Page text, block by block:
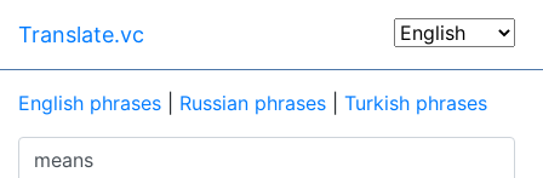
Translate.vc
English phrases Russian phrases Turkish phrases